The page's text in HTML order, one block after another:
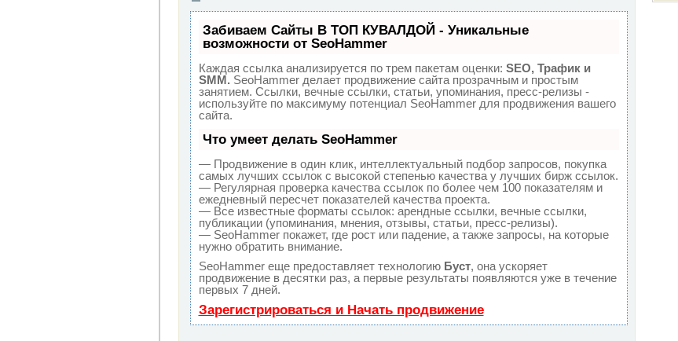
Забиваем Сайты В ТОП КУВАЛДОЙ - Уникальные
возможности от SeoHammer
Каждая ссылка анализируется по трем пакетам оценки: SEO, Трафик и
SMM. SeoHammer делает продвижение сайта прозрачным и простым
занятием. Ссылки, вечные ссылки, статьи, упоминания, пресс-релизы -
используйте по максимуму потенциал SeoHammer для продвижения вашего
сайта.
Что умеет делать SeoHammer
— Продвижение в один клик, интеллектуальный подбор запросов, покупка
самых лучших ссылок с высокой степенью качества у лучших бирж ссылок.
— Регулярная проверка качества ссылок по более чем 100 показателям и
ежедневный пересчет показателей качества проекта.
— Все известные форматы ссылок: арендные ссылки, вечные ссылки,
публикации (упоминания, мнения, отзывы, статьи, пресс-релизы).
— SeoHammer покажет, где рост или падение, а также запросы, на которые
нужно обратить внимание.
SeoHammer еще предоставляет технологию Буст, она ускоряет
продвижение в десятки раз, а первые результаты появляются уже в течение
первых 7 дней.
Зарегистрироваться и Начать продвижение